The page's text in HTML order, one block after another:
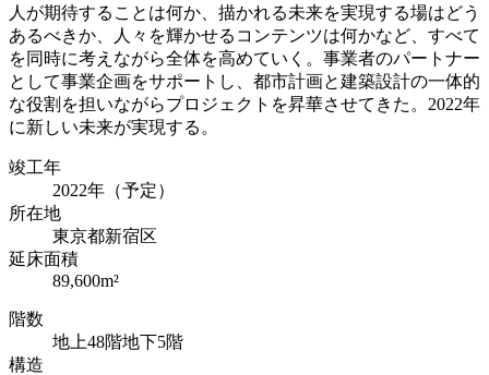
人が期待することは何か、描かれる未来を実現する場はどう
あるべきか、人々を輝かせるコンテンツは何かなど、すべて
を同時に考えながら全体を高めていく。事業者のパートナー
として事業企画をサポートし、都市計画と建築設計の一体的
な役割を担いながらプロジェクトを昇華させてきた。2022年
に新しい未来が実現する。
竣工年
2022年（予定）
所在地
東京都新宿区
延床面積
89,600m²
階数
地上48階地下5階
構造